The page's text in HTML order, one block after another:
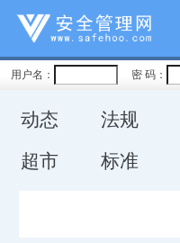
用户名： 密 码：
动态 法规
超市
标准